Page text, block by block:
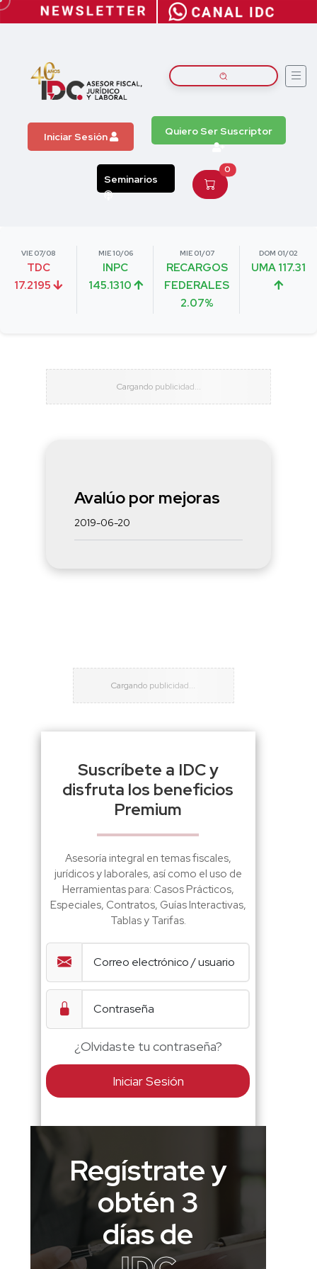
Iniciar Sesión Quiero Ser Suscriptor
Seminarios
0
VIE 07/08
TDC
17.2195
MIE 10/06
INPC
145.1310
MIE 01/07
RECARGOS
FEDERALES
2.07%
DOM 01/02
UMA 117.31
Avalúo por mejoras
2019-06-20
Suscríbete a IDC y
disfruta los beneficios
Premium
Asesoría integral en temas fiscales,
jurídicos y laborales, así como el uso de
Herramientas para: Casos Prácticos,
Especiales, Contratos, Guías Interactivas,
Tablas y Tarifas.
¿Olvidaste tu contraseña?
Iniciar Sesión
Regístrate y
obtén 3
días de